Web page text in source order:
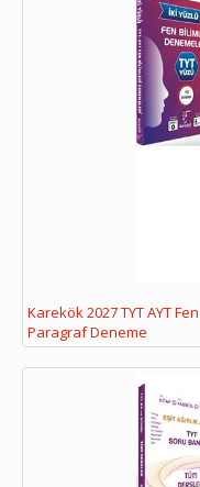
Karekök 2027 TYT AYT
Paragraf Deneme